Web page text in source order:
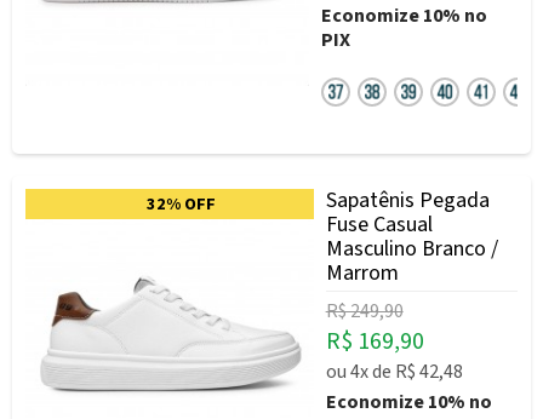
Economize10% no
PIX
32% OFF
Sapatênis Pegada
Fuse Casual
Masculino Branco /
Marrom
R$ 249,90
R$ 169,90
ou4xde R$ 42,48
Economize10% no